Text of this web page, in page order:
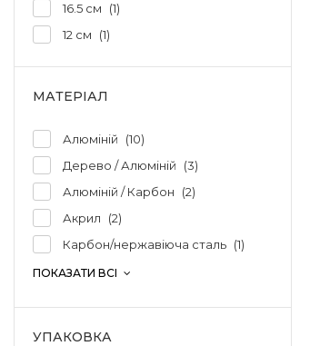
12 см 1
16.5 см 1
МАТЕРІАЛ
Акрил 2
Алюміній 10
Алюміній / Карбон 2
Дерево / Алюміній 3
Карбон/нержавіюча сталь 1
ПОКАЗАТИ ВСІ
УПАКОВКА